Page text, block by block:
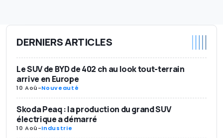
DERNIERS ARTICLES
Le SUV de BYD de 402 ch au look tout-terrain
arrive en Europe
10 Aoû-Nouveauté
Skoda Peaq : la production du grand SUV
électrique a démarré
10 Aoû-Industrie